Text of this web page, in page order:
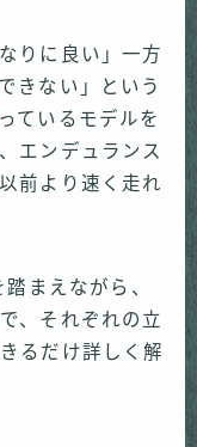
りに良い」一方
きない」という
ているモデルを
エンデュランス
前より速く走れ
まえながら、
、それぞれの立
るだけ詳しく解